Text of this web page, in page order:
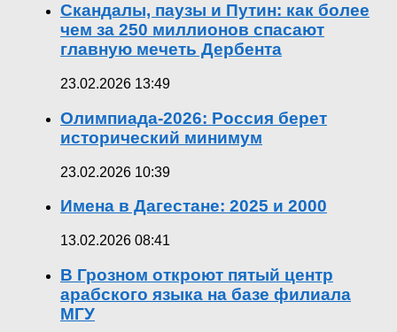
Скандалы, паузы и Путин: как более
чем за 250 миллионов спасают
главную мечеть Дербента
23.02.2026 13:49
Олимпиада-2026: Россия берет
исторический минимум
23.02.2026 10:39
Имена в Дагестане: 2025 и 2000
13.02.2026 08:41
В Грозном откроют пятый центр
арабского языка на базе филиала
МГУ